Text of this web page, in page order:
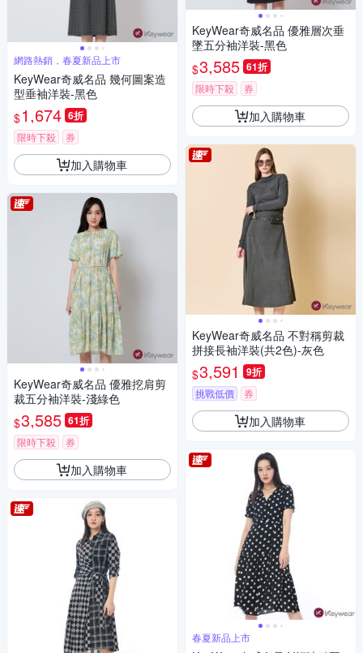
網路熱銷，春夏新品上市
KeyWear奇威名品 幾何圖案造
型垂袖洋裝-黑色
$1,674 6折
限時下殺 券
加入購物車
KeyWear奇威名品 優雅挖肩剪
裁五分袖洋裝-淺綠色
$3,585 61折
限時下殺 券
加入購物車
KeyWear奇威名品 優雅層次垂
墜五分袖洋裝-黑色
$3,585 61折
限時下殺 券
加入購物車
KeyWear奇威名品 不對稱剪裁
拼接長袖洋裝(共2色)-灰色
$3,591 9折
挑戰低價 券
加入購物車
春夏新品上市